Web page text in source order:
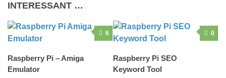
INTERESSANT …
6
Raspberry Pi – Amiga
Emulator
0
Raspberry Pi SEO
Keyword Tool